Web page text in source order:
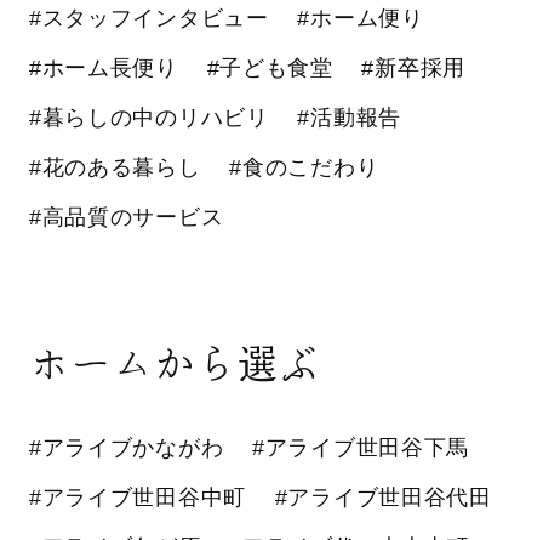
#スタッフインタビュー #ホーム便り
#ホーム長便り #子ども食堂 #新卒採用
#暮らしの中のリハビリ #活動報告
#花のある暮らし #食のこだわり
#高品質のサービス
ホームから選ぶ
#アライブかながわ #アライブ世田谷下馬
#アライブ世田谷中町 #アライブ世田谷代田